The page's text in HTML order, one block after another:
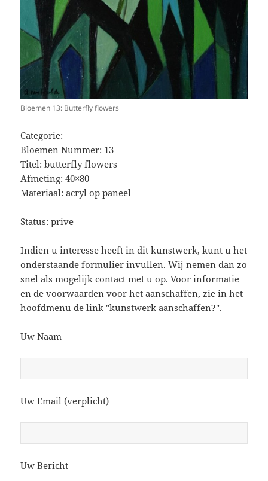
Bloemen 13: Butterfly flowers
Categorie:
Bloemen Nummer: 13
Titel: butterfly flowers
Afmeting: 40×80
Materiaal: acryl op paneel
Status: prive
Indien u interesse heeft in dit kunstwerk, kunt u het
onderstaande formulier invullen. Wij nemen dan zo
snel als mogelijk contact met u op. Voor informatie
en de voorwaarden voor het aanschaffen, zie in het
hoofdmenu de link "kunstwerk aanschaffen?".
Uw Naam
Uw Email (verplicht)
Uw Bericht